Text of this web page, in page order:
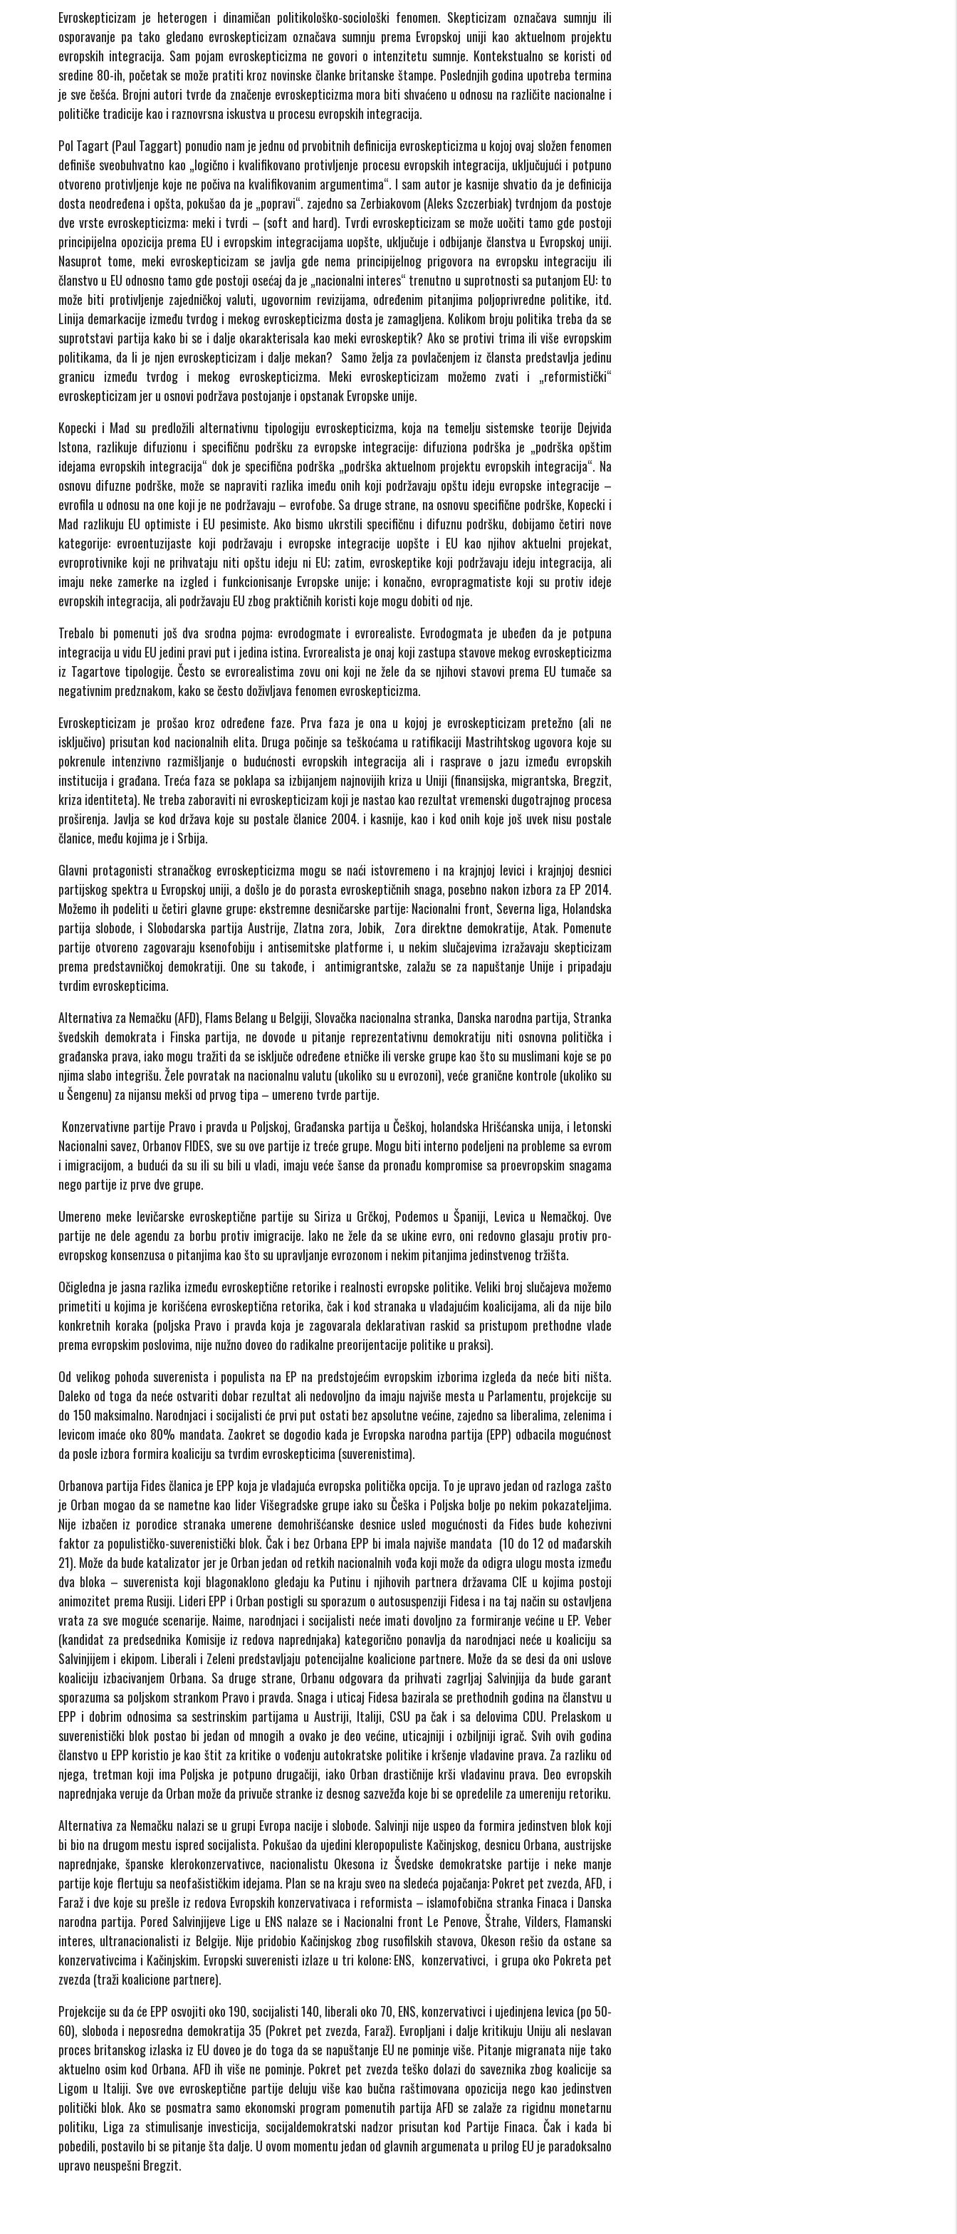
Evroskepticizam je heterogen i dinamičan politikološko-sociološki fenomen. Skepticizam označava sumnju ili
osporavanje pa tako gledano evroskepticizam označava sumnju prema Evropskoj uniji kao aktuelnom projektu
evropskih integracija. Sam pojam evroskepticizma ne govori o intenzitetu sumnje. Kontekstualno se koristi od
sredine 80-ih, početak se može pratiti kroz novinske članke britanske štampe. Poslednjih godina upotreba termina
je sve češća. Brojni autori tvrde da značenje evroskepticizma mora biti shvaćeno u odnosu na različite nacionalne i
političke tradicije kao i raznovrsna iskustva u procesu evropskih integracija.
Pol Tagart (Paul Taggart) ponudio nam je jednu od prvobitnih definicija evroskepticizma u kojoj ovaj složen fenomen
definiše sveobuhvatno kao „logično i kvalifikovano protivljenje procesu evropskih integracija, uključujući i potpuno
otvoreno protivljenje koje ne počiva na kvalifikovanim argumentima“. I sam autor je kasnije shvatio da je definicija
dosta neodređena i opšta, pokušao da je „popravi“. zajedno sa Zerbiakovom (Aleks Szczerbiak) tvrdnjom da postoje
dve vrste evroskepticizma: meki i tvrdi – (soft and hard). Tvrdi evroskepticizam se može uočiti tamo gde postoji
principijelna opozicija prema EU i evropskim integracijama uopšte, uključuje i odbijanje članstva u Evropskoj uniji.
Nasuprot tome, meki evroskepticizam se javlja gde nema principijelnog prigovora na evropsku integraciju ili
članstvo u EU odnosno tamo gde postoji osećaj da je „nacionalni interes“ trenutno u suprotnosti sa putanjom EU: to
može biti protivljenje zajedničkoj valuti, ugovornim revizijama, određenim pitanjima poljoprivredne politike, itd.
Linija demarkacije između tvrdog i mekog evroskepticizma dosta je zamagljena. Kolikom broju politika treba da se
suprotstavi partija kako bi se i dalje okarakterisala kao meki evroskeptik? Ako se protivi trima ili više evropskim
politikama, da li je njen evroskepticizam i dalje mekan? Samo želja za povlačenjem iz člansta predstavlja jedinu
granicu između tvrdog i mekog evroskepticizma. Meki evroskepticizam možemo zvati i „reformistički“
evroskepticizam jer u osnovi podržava postojanje i opstanak Evropske unije.
Kopecki i Mad su predložili alternativnu tipologiju evroskepticizma, koja na temelju sistemske teorije Dejvida
Istona, razlikuje difuzionu i specifičnu podršku za evropske integracije: difuziona podrška je „podrška opštim
idejama evropskih integracija“ dok je specifična podrška „podrška aktuelnom projektu evropskih integracija“. Na
osnovu difuzne podrške, može se napraviti razlika imeđu onih koji podržavaju opštu ideju evropske integracije –
evrofila u odnosu na one koji je ne podržavaju – evrofobe. Sa druge strane, na osnovu specifične podrške, Kopecki i
Mad razlikuju EU optimiste i EU pesimiste. Ako bismo ukrstili specifičnu i difuznu podršku, dobijamo četiri nove
kategorije: evroentuzijaste koji podržavaju i evropske integracije uopšte i EU kao njihov aktuelni projekat,
evroprotivnike koji ne prihvataju niti opštu ideju ni EU; zatim, evroskeptike koji podržavaju ideju integracija, ali
imaju neke zamerke na izgled i funkcionisanje Evropske unije; i konačno, evropragmatiste koji su protiv ideje
evropskih integracija, ali podržavaju EU zbog praktičnih koristi koje mogu dobiti od nje.
Trebalo bi pomenuti još dva srodna pojma: evrodogmate i evrorealiste. Evrodogmata je ubeđen da je potpuna
integracija u vidu EU jedini pravi put i jedina istina. Evrorealista je onaj koji zastupa stavove mekog evroskepticizma
iz Tagartove tipologije. Često se evrorealistima zovu oni koji ne žele da se njihovi stavovi prema EU tumače sa
negativnim predznakom, kako se često doživljava fenomen evroskepticizma.
Evroskepticizam je prošao kroz određene faze. Prva faza je ona u kojoj je evroskepticizam pretežno (ali ne
isključivo) prisutan kod nacionalnih elita. Druga počinje sa teškoćama u ratifikaciji Mastrihtskog ugovora koje su
pokrenule intenzivno razmišljanje o budućnosti evropskih integracija ali i rasprave o jazu između evropskih
institucija i građana. Treća faza se poklapa sa izbijanjem najnovijih kriza u Uniji (finansijska, migrantska, Bregzit,
kriza identiteta). Ne treba zaboraviti ni evroskepticizam koji je nastao kao rezultat vremenski dugotrajnog procesa
proširenja. Javlja se kod država koje su postale članice 2004. i kasnije, kao i kod onih koje još uvek nisu postale
članice, među kojima je i Srbija.
Glavni protagonisti stranačkog evroskepticizma mogu se naći istovremeno i na krajnjoj levici i krajnjoj desnici
partijskog spektra u Evropskoj uniji, a došlo je do porasta evroskeptičnih snaga, posebno nakon izbora za EP 2014.
Možemo ih podeliti u četiri glavne grupe: ekstremne desničarske partije: Nacionalni front, Severna liga, Holandska
partija slobode, i Slobodarska partija Austrije, Zlatna zora, Jobik, Zora direktne demokratije, Atak. Pomenute
partije otvoreno zagovaraju ksenofobiju i antisemitske platforme i, u nekim slučajevima izražavaju skepticizam
prema predstavničkoj demokratiji. One su takođe, i antimigrantske, zalažu se za napuštanje Unije i pripadaju
tvrdim evroskepticima.
Alternativa za Nemačku (AFD), Flams Belang u Belgiji, Slovačka nacionalna stranka, Danska narodna partija, Stranka
švedskih demokrata i Finska partija, ne dovode u pitanje reprezentativnu demokratiju niti osnovna politička i
građanska prava, iako mogu tražiti da se isključe određene etničke ili verske grupe kao što su muslimani koje se po
njima slabo integrišu. Žele povratak na nacionalnu valutu (ukoliko su u evrozoni), veće granične kontrole (ukoliko su
u Šengenu) za nijansu mekši od prvog tipa – umereno tvrde partije.
Konzervativne partije Pravo i pravda u Poljskoj, Građanska partija u Češkoj, holandska Hrišćanska unija, i letonski
Nacionalni savez, Orbanov FIDES, sve su ove partije iz treće grupe. Mogu biti interno podeljeni na probleme sa evrom
i imigracijom, a budući da su ili su bili u vladi, imaju veće šanse da pronađu kompromise sa proevropskim snagama
nego partije iz prve dve grupe.
Umereno meke levičarske evroskeptične partije su Siriza u Grčkoj, Podemos u Španiji, Levica u Nemačkoj. Ove
partije ne dele agendu za borbu protiv imigracije. Iako ne žele da se ukine evro, oni redovno glasaju protiv pro-
evropskog konsenzusa o pitanjima kao što su upravljanje evrozonom i nekim pitanjima jedinstvenog tržišta.
Očigledna je jasna razlika između evroskeptične retorike i realnosti evropske politike. Veliki broj slučajeva možemo
primetiti u kojima je korišćena evroskeptična retorika, čak i kod stranaka u vladajućim koalicijama, ali da nije bilo
konkretnih koraka (poljska Pravo i pravda koja je zagovarala deklarativan raskid sa pristupom prethodne vlade
prema evropskim poslovima, nije nužno doveo do radikalne preorijentacije politike u praksi).
Od velikog pohoda suverenista i populista na EP na predstojećim evropskim izborima izgleda da neće biti ništa.
Daleko od toga da neće ostvariti dobar rezultat ali nedovoljno da imaju najviše mesta u Parlamentu, projekcije su
do 150 maksimalno. Narodnjaci i socijalisti će prvi put ostati bez apsolutne većine, zajedno sa liberalima, zelenima i
levicom imaće oko 80% mandata. Zaokret se dogodio kada je Evropska narodna partija (EPP) odbacila mogućnost
da posle izbora formira koaliciju sa tvrdim evroskepticima (suverenistima).
Orbanova partija Fides članica je EPP koja je vladajuća evropska politička opcija. To je upravo jedan od razloga zašto
je Orban mogao da se nametne kao lider Višegradske grupe iako su Češka i Poljska bolje po nekim pokazateljima.
Nije izbačen iz porodice stranaka umerene demohrišćanske desnice usled mogućnosti da Fides bude kohezivni
faktor za populističko-suverenistički blok. Čak i bez Orbana EPP bi imala najviše mandata (10 do 12 od mađarskih
21). Može da bude katalizator jer je Orban jedan od retkih nacionalnih vođa koji može da odigra ulogu mosta između
dva bloka – suverenista koji blagonaklono gledaju ka Putinu i njihovih partnera državama CIE u kojima postoji
animozitet prema Rusiji. Lideri EPP i Orban postigli su sporazum o autosuspenziji Fidesa i na taj način su ostavljena
vrata za sve moguće scenarije. Naime, narodnjaci i socijalisti neće imati dovoljno za formiranje većine u EP. Veber
(kandidat za predsednika Komisije iz redova naprednjaka) kategorično ponavlja da narodnjaci neće u koaliciju sa
Salvinjijem i ekipom. Liberali i Zeleni predstavljaju potencijalne koalicione partnere. Može da se desi da oni uslove
koaliciju izbacivanjem Orbana. Sa druge strane, Orbanu odgovara da prihvati zagrljaj Salvinjija da bude garant
sporazuma sa poljskom strankom Pravo i pravda. Snaga i uticaj Fidesa bazirala se prethodnih godina na članstvu u
EPP i dobrim odnosima sa sestrinskim partijama u Austriji, Italiji, CSU pa čak i sa delovima CDU. Prelaskom u
suverenistički blok postao bi jedan od mnogih a ovako je deo većine, uticajniji i ozbiljniji igrač. Svih ovih godina
članstvo u EPP koristio je kao štit za kritike o vođenju autokratske politike i kršenje vladavine prava. Za razliku od
njega, tretman koji ima Poljska je potpuno drugačiji, iako Orban drastičnije krši vladavinu prava. Deo evropskih
naprednjaka veruje da Orban može da privuče stranke iz desnog sazvežđa koje bi se opredelile za umereniju retoriku.
Alternativa za Nemačku nalazi se u grupi Evropa nacije i slobode. Salvinji nije uspeo da formira jedinstven blok koji
bi bio na drugom mestu ispred socijalista. Pokušao da ujedini kleropopuliste Kačinjskog, desnicu Orbana, austrijske
naprednjake, španske klerokonzervativce, nacionalistu Okesona iz Švedske demokratske partije i neke manje
partije koje flertuju sa neofašističkim idejama. Plan se na kraju sveo na sledeća pojačanja: Pokret pet zvezda, AFD, i
Faraž i dve koje su prešle iz redova Evropskih konzervativaca i reformista – islamofobična stranka Finaca i Danska
narodna partija. Pored Salvinjijeve Lige u ENS nalaze se i Nacionalni front Le Penove, Štrahe, Vilders, Flamanski
interes, ultranacionalisti iz Belgije. Nije pridobio Kačinjskog zbog rusofilskih stavova, Okeson rešio da ostane sa
konzervativcima i Kačinjskim. Evropski suverenisti izlaze u tri kolone: ENS, konzervativci, i grupa oko Pokreta pet
zvezda (traži koalicione partnere).
Projekcije su da će EPP osvojiti oko 190, socijalisti 140, liberali oko 70, ENS, konzervativci i ujedinjena levica (po 50-
60), sloboda i neposredna demokratija 35 (Pokret pet zvezda, Faraž). Evropljani i dalje kritikuju Uniju ali neslavan
proces britanskog izlaska iz EU doveo je do toga da se napuštanje EU ne pominje više. Pitanje migranata nije tako
aktuelno osim kod Orbana. AFD ih više ne pominje. Pokret pet zvezda teško dolazi do saveznika zbog koalicije sa
Ligom u Italiji. Sve ove evroskeptične partije deluju više kao bučna raštimovana opozicija nego kao jedinstven
politički blok. Ako se posmatra samo ekonomski program pomenutih partija AFD se zalaže za rigidnu monetarnu
politiku, Liga za stimulisanje investicija, socijaldemokratski nadzor prisutan kod Partije Finaca. Čak i kada bi
pobedili, postavilo bi se pitanje šta dalje. U ovom momentu jedan od glavnih argumenata u prilog EU je paradoksalno
upravo neuspešni Bregzit.